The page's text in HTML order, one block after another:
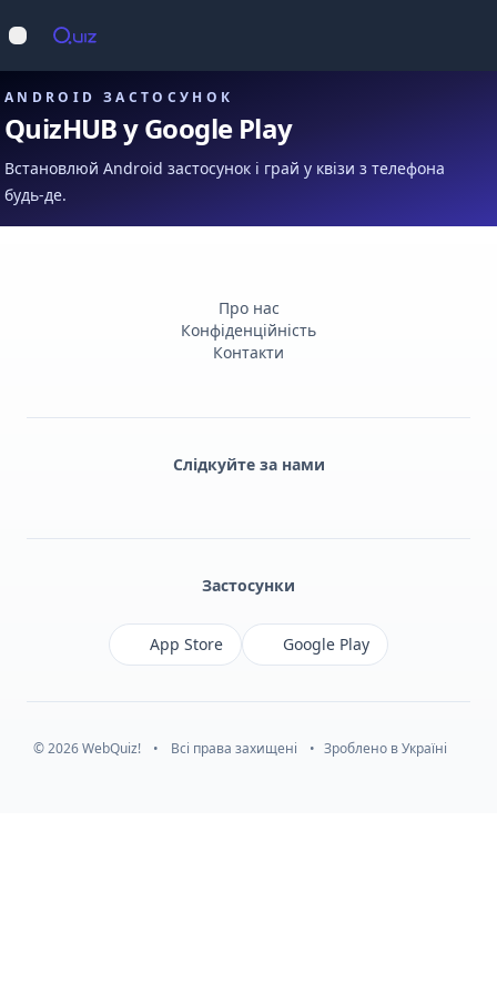
Відкрити меню
ANDROID ЗАСТОСУНОК
QuizHUB у Google Play
Встановлюй Android застосунок і грай у квізи з телефона
будь-де.
Про нас
Конфіденційність
Контакти
Слідкуйте за нами
Застосунки
App Store Google Play
© 2026 WebQuiz! • Всі права захищені • Зроблено в Україні